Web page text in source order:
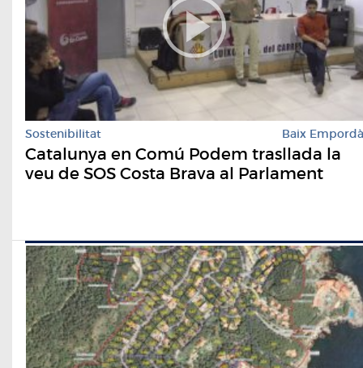
Sostenibilitat Baix Empordà
Catalunya en Comú Podem trasllada la
veu de SOS Costa Brava al Parlament